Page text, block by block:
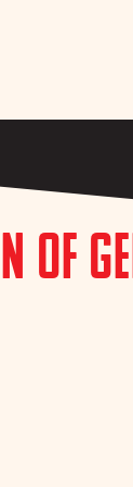
of